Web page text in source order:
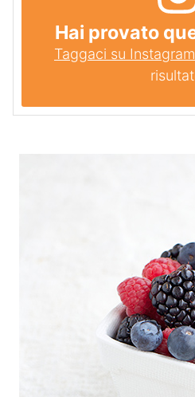
Hai provato
Taggaci su Instagram